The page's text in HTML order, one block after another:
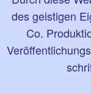
des geistigen
Co.